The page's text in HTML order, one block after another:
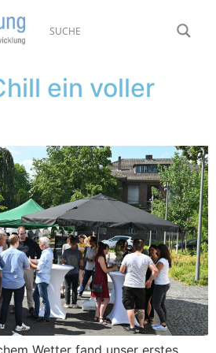
ein voller
Wetter fand unser erstes